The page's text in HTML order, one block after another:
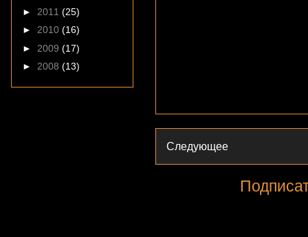
Следующее
► 2011 (25)
► 2010 (16)
► 2009 (17)
► 2008 (13)